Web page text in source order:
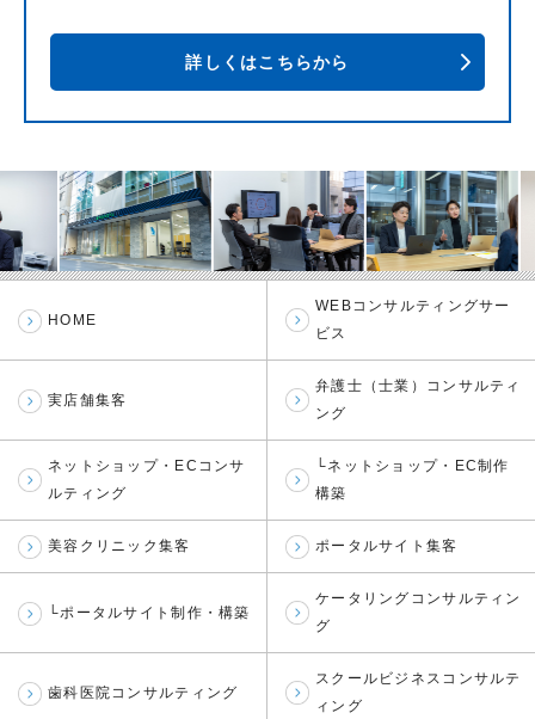
詳しくはこちらから
HOME
WEBコンサルティングサー
ビス
実店舗集客
弁護士（士業）コンサルティ
ング
ネットショップ・ECコンサ
ルティング
└ネットショップ・EC制作
構築
美容クリニック集客 ポータルサイト集客
└ポータルサイト制作・構築
ケータリングコンサルティン
グ
歯科医院コンサルティング
スクールビジネスコンサルテ
ィング